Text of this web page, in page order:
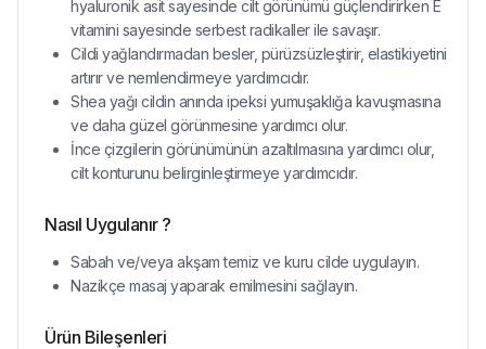
hyaluronik asit sayesinde cilt görünümü güçlendirirken E
vitamini sayesinde serbest radikaller ile savaşır.
Cildi yağlandırmadan besler, pürüzsüzleştirir, elastikiyetini
artırır ve nemlendirmeye yardımcıdır.
Shea yağı cildin anında ipeksi yumuşaklığa kavuşmasına
ve daha güzel görünmesine yardımcı olur.
İnce çizgilerin görünümünün azaltılmasına yardımcı olur,
cilt konturunu belirginleştirmeye yardımcıdır.
Nasıl Uygulanır ?
Sabah ve/veya akşam temiz ve kuru cilde uygulayın.
Nazikçe masaj yaparak emilmesini sağlayın.
Ürün Bileşenleri